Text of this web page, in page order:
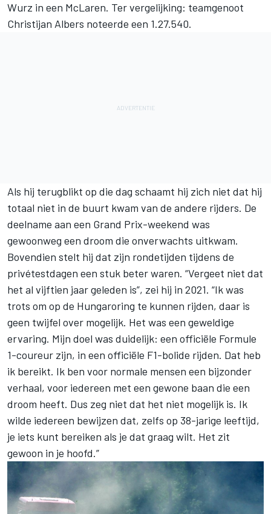
Wurz in een McLaren. Ter vergelijking: teamgenoot
Christijan Albers noteerde een 1.27.540.
Als hij terugblikt op die dag schaamt hij zich niet dat hij
totaal niet in de buurt kwam van de andere rijders. De
deelname aan een Grand Prix-weekend was
gewoonweg een droom die onverwachts uitkwam.
Bovendien stelt hij dat zijn rondetijden tijdens de
privétestdagen een stuk beter waren. “Vergeet niet dat
het al vijftien jaar geleden is”, zei hij in 2021. “Ik was
trots om op de Hungaroring te kunnen rijden, daar is
geen twijfel over mogelijk. Het was een geweldige
ervaring. Mijn doel was duidelijk: een officiële Formule
1-coureur zijn, in een officiële F1-bolide rijden. Dat heb
ik bereikt. Ik ben voor normale mensen een bijzonder
verhaal, voor iedereen met een gewone baan die een
droom heeft. Dus zeg niet dat het niet mogelijk is. Ik
wilde iedereen bewijzen dat, zelfs op 38-jarige leeftijd,
je iets kunt bereiken als je dat graag wilt. Het zit
gewoon in je hoofd.”